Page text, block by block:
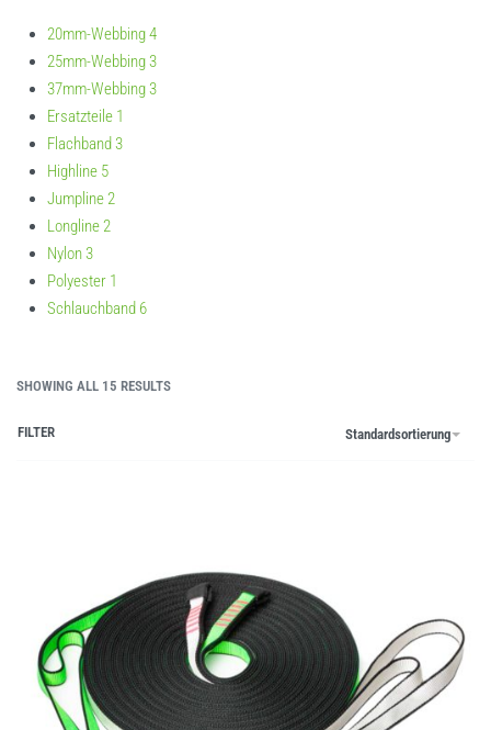
20mm-Webbing4
25mm-Webbing3
37mm-Webbing3
Ersatzteile 1
Flachband 3
Highline 5
Jumpline2
Longline2
Nylon3
Polyester 1
Schlauchband 6
SHOWING ALL 15 RESULTS
Standardsortierung
FILTER